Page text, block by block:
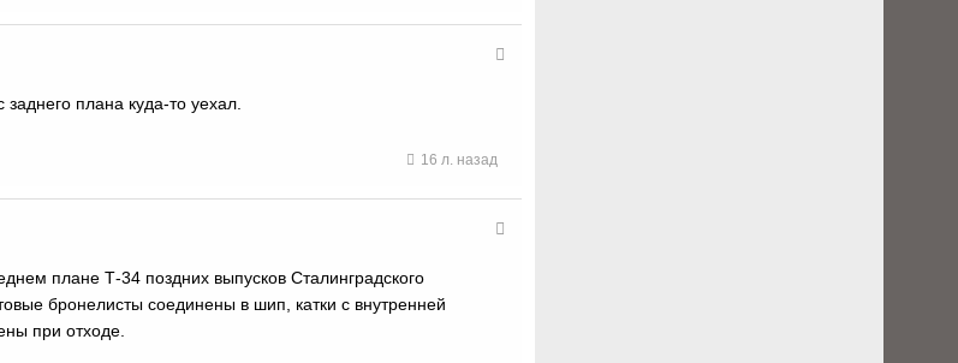
плана куда-то уехал.
16 л. назад
плане Т-34 поздних выпусков Сталинградского
бронелисты соединены в шип, катки с внутренней
при отходе.